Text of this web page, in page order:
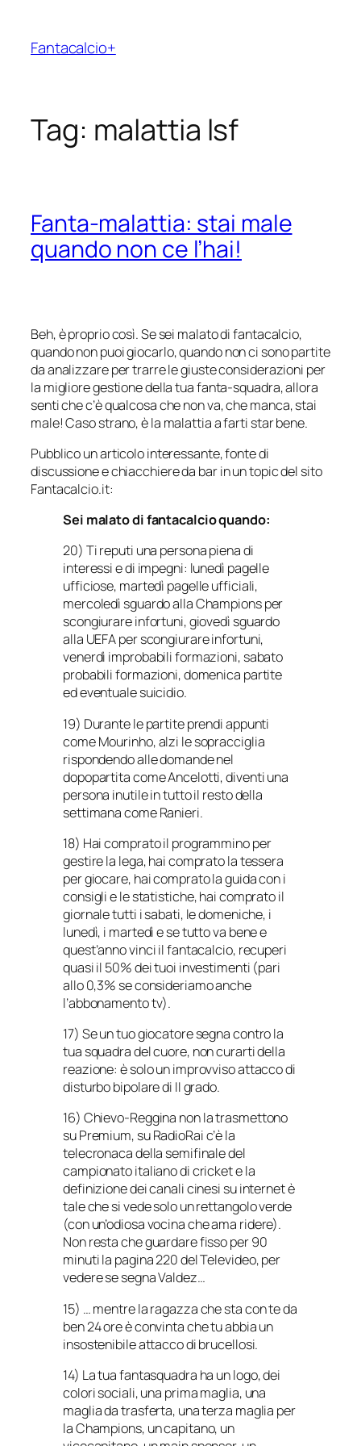
contenuto
Fantacalcio+
Tag: malattia lsf
Fanta-malattia: stai male
quando non ce l’hai!
Beh, è proprio così. Se sei malato di fantacalcio,
quando non puoi giocarlo, quando non ci sono partite
da analizzare per trarre le giuste considerazioni per
la migliore gestione della tua fanta-squadra, allora
senti che c’è qualcosa che non va, che manca, stai
male! Caso strano, è la malattia a farti star bene.
Pubblico un articolo interessante, fonte di
discussione e chiacchiere da bar in un topic del sito
Fantacalcio.it:
Sei malato di fantacalcio quando:
20) Ti reputi una persona piena di
interessi e di impegni: lunedì pagelle
ufficiose, martedì pagelle ufficiali,
mercoledì sguardo alla Champions per
scongiurare infortuni, giovedì sguardo
alla UEFA per scongiurare infortuni,
venerdì improbabili formazioni, sabato
probabili formazioni, domenica partite
ed eventuale suicidio.
19) Durante le partite prendi appunti
come Mourinho, alzi le sopracciglia
rispondendo alle domande nel
dopopartita come Ancelotti, diventi una
persona inutile in tutto il resto della
settimana come Ranieri.
18) Hai comprato il programmino per
gestire la lega, hai comprato la tessera
per giocare, hai comprato la guida con i
consigli e le statistiche, hai comprato il
giornale tutti i sabati, le domeniche, i
lunedì, i martedì e se tutto va bene e
quest’anno vinci il fantacalcio, recuperi
quasi il 50% dei tuoi investimenti (pari
allo 0,3% se consideriamo anche
l’abbonamento tv).
17) Se un tuo giocatore segna contro la
tua squadra del cuore, non curarti della
reazione: è solo un improvviso attacco di
disturbo bipolare di II grado.
16) Chievo-Reggina non la trasmettono
su Premium, su RadioRai c’è la
telecronaca della semifinale del
campionato italiano di cricket e la
definizione dei canali cinesi su internet è
tale che si vede solo un rettangolo verde
(con un’odiosa vocina che ama ridere).
Non resta che guardare fisso per 90
minuti la pagina 220 del Televideo, per
vedere se segna Valdez…
15) … mentre la ragazza che sta con te da
ben 24 ore è convinta che tu abbia un
insostenibile attacco di brucellosi.
14) La tua fantasquadra ha un logo, dei
colori sociali, una prima maglia, una
maglia da trasferta, una terza maglia per
la Champions, un capitano, un